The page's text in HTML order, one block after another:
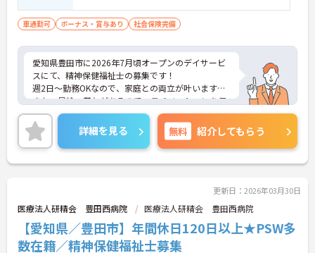
車通勤可 ボーナス・賞与あり 社会保険完備
愛知県豊田市に2026年7月頃オープンのデイサービ
スにて、精神保健福祉士の募集です！
週2日～勤務OKなので、家庭との両立が叶います☆
また、昇給・賞与があるので、モチベーションを保
ちながら働くことができます♪
さらに、マイカー通勤可能なので通勤らくらくです
◎
新規開設のため住所などはまだ未定となります。
ご興味のある方には、面接対策ポイントなど、さら
詳細を見る 無料 紹介してもらう
更新日：2026年03月30日
医療法人研精会 豊田西病院 医療法人研精会 豊田西病院
【愛知県／豊田市】年間休日120日以上★PSW多
数在籍／精神保健福祉士募集